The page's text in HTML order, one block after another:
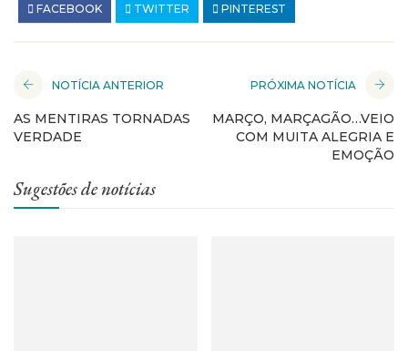
FACEBOOK TWITTER PINTEREST
NOTÍCIA ANTERIOR
AS MENTIRAS TORNADAS
VERDADE
PRÓXIMA NOTÍCIA
MARÇO, MARÇAGÃO…VEIO
COM MUITA ALEGRIA E
EMOÇÃO
Sugestões de notícias